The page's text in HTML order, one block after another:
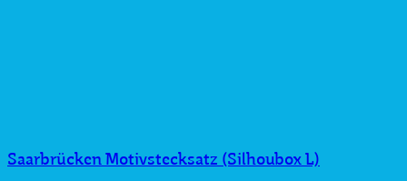
Saarbrücken Motivstecksatz (Silhoubox L)